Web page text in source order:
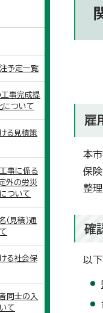
雇
本
保
整
確
以
予定一覧
工事完成提
について
る見積策
事に係る
外の労災
ついて
（見積）通
る社会保
同士の入
て